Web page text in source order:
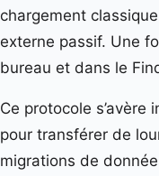
chargement
externe passif. Une
bureau et dans le
Ce protocole
pour transférer de
migrations de